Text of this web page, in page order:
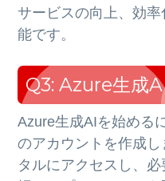
サービスの向上、効
能です。
Q3: Azure生成
Azure生成AIを始める
のアカウントを作成
タルにアクセスし、